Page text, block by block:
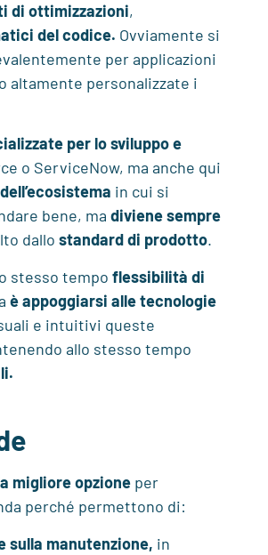
di ottimizzazioni,
del codice. Ovviamente si
per applicazioni
altamente personalizzate i
per lo sviluppo e
o ServiceNow, ma anche qui
in cui si
bene, ma diviene sempre
dallo standard di prodotto.
stesso tempo flessibilità di
è appoggiarsi alle tecnologie
e intuitivi queste
allo stesso tempo
migliore opzione per
perché permettono di:
sulla manutenzione, in